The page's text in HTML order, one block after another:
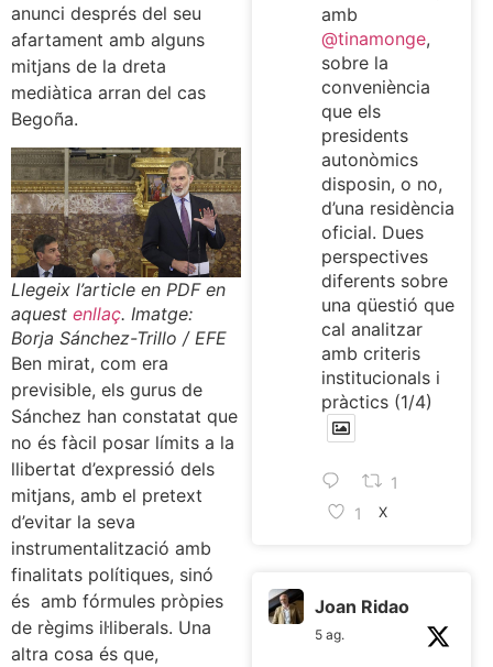
anunci després del seu
afartament amb alguns
mitjans de la dreta
mediàtica arran del cas
Begoña.
Llegeix l’article en PDF en
aquest enllaç. Imatge:
Borja Sánchez-Trillo / EFE
Ben mirat, com era
previsible, els gurus de
Sánchez han constatat que
no és fàcil posar límits a la
llibertat d’expressió dels
mitjans, amb el pretext
d’evitar la seva
instrumentalització amb
finalitats polítiques, sinó
és amb fórmules pròpies
de règims il·liberals. Una
altra cosa és que,
amb
@tinamonge,
sobre la
conveniència
que els
presidents
autonòmics
disposin, o no,
d’una residència
oficial. Dues
perspectives
diferents sobre
una qüestió que
cal analitzar
amb criteris
institucionals i
pràctics (1/4)
1
1
X
Joan Ridao
5 ag.